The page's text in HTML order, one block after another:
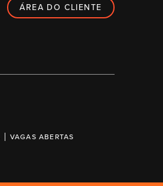
ÁREA DO CLIENTE
VAGAS ABERTAS